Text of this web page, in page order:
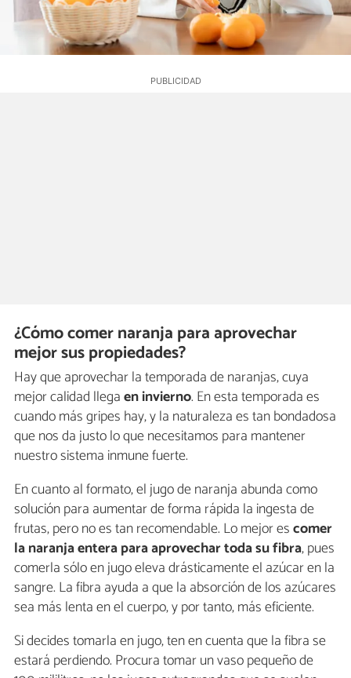
¿Cómo comer naranja para aprovechar
mejor sus propiedades?
Hay que aprovechar la temporada de naranjas, cuya
mejor calidad llegaen invierno. En esta temporada es
cuando más gripes hay, y la naturaleza es tan bondadosa
que nos da justo lo que necesitamos para mantener
nuestro sistema inmune fuerte.
En cuanto al formato, el jugo de naranja abunda como
solución para aumentar de forma rápida la ingesta de
frutas, pero no es tan recomendable. Lo mejor escomer
la naranja entera para aprovechar toda su fibra, pues
comerla sólo en jugo eleva drásticamente el azúcar en la
sangre. La fibra ayuda a que la absorción de los azúcares
sea más lenta en el cuerpo, y por tanto, más eficiente.
Si decides tomarla en jugo, ten en cuenta que la fibra se
estará perdiendo. Procura tomar un vaso pequeño de